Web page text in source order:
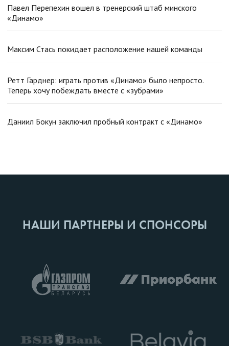
Павел Перепехин вошел в тренерский штаб минского
«Динамо»
Максим Стась покидает расположение нашей команды
Ретт Гарднер: играть против «Динамо» было непросто.
Теперь хочу побеждать вместе с «зубрами»
Даниил Бокун заключил пробный контракт с «Динамо»
НАШИ ПАРТНЕРЫ И СПОНСОРЫ